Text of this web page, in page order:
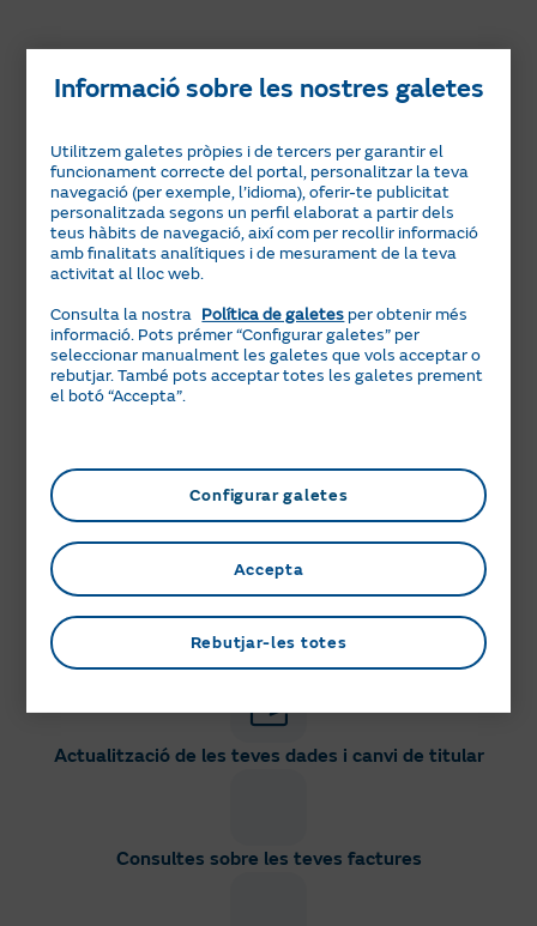
Què pots fer a una Botiga Naturgy?
Cessaments d'energies i baixes de serveis
Informació de tarifes, campanyes i productes
Actualització de les teves dades i canvi de titular
Consultes sobre les teves factures
Informació sobre les nostres galetes
Utilitzem galetes pròpies i de tercers per garantir el
funcionament correcte del portal, personalitzar la teva
navegació (per exemple, l’idioma), oferir-te publicitat
personalitzada segons un perfil elaborat a partir dels
teus hàbits de navegació, així com per recollir informació
amb finalitats analítiques i de mesurament de la teva
activitat al lloc web.
Consulta la nostra Política de galetes per obtenir més
informació. Pots prémer “Configurar galetes” per
seleccionar manualment les galetes que vols acceptar o
rebutjar. També pots acceptar totes les galetes prement
el botó “Accepta”.
Configurar galetes
Rebutjar-les totes
Accepta